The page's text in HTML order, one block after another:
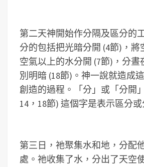
第二天神開始作分隔及區分的
分的包括把光暗分開 (4節)，將
空氣以上的水分開 (7節)，分晝
別明暗 (18節)。神一說就造成
創造的過程。「分」或「分開
14，18節) 這個字是表示區分或
第三日，祂聚集水和地，分配
處。祂收集了水，分出了天空